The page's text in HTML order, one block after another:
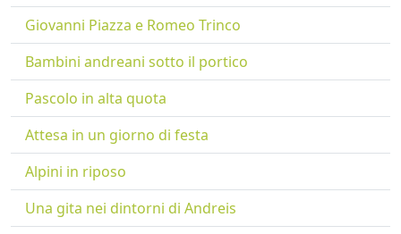
Giovanni Piazza e Romeo Trinco
Bambini andreani sotto il portico
Pascolo in alta quota
Attesa in un giorno di festa
Alpini in riposo
Una gita nei dintorni di Andreis